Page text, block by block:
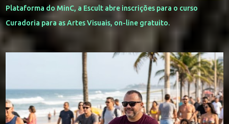
Plataforma do MinC, a Escult abre inscrições para o curso
Curadoria para as Artes Visuais, on-line gratuito.